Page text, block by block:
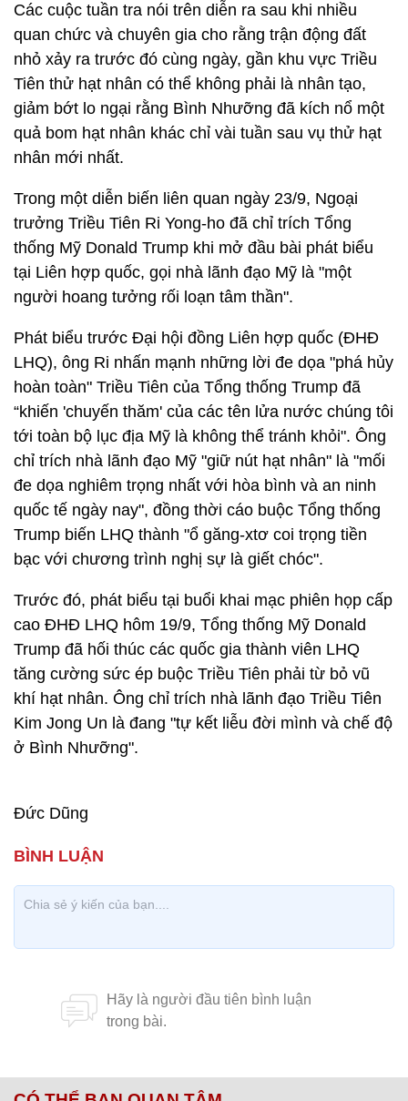
Các cuộc tuần tra nói trên diễn ra sau khi nhiều
quan chức và chuyên gia cho rằng trận động đất
nhỏ xảy ra trước đó cùng ngày, gần khu vực Triều
Tiên thử hạt nhân có thể không phải là nhân tạo,
giảm bớt lo ngại rằng Bình Nhưỡng đã kích nổ một
quả bom hạt nhân khác chỉ vài tuần sau vụ thử hạt
nhân mới nhất.
Trong một diễn biến liên quan ngày 23/9, Ngoại
trưởng Triều Tiên Ri Yong-ho đã chỉ trích Tổng
thống Mỹ Donald Trump khi mở đầu bài phát biểu
tại Liên hợp quốc, gọi nhà lãnh đạo Mỹ là "một
người hoang tưởng rối loạn tâm thần".
Phát biểu trước Đại hội đồng Liên hợp quốc (ĐHĐ
LHQ), ông Ri nhấn mạnh những lời đe dọa "phá hủy
hoàn toàn" Triều Tiên của Tổng thống Trump đã
“khiến 'chuyến thăm' của các tên lửa nước chúng tôi
tới toàn bộ lục địa Mỹ là không thể tránh khỏi". Ông
chỉ trích nhà lãnh đạo Mỹ "giữ nút hạt nhân" là "mối
đe dọa nghiêm trọng nhất với hòa bình và an ninh
quốc tế ngày nay", đồng thời cáo buộc Tổng thống
Trump biến LHQ thành "ổ găng-xtơ coi trọng tiền
bạc với chương trình nghị sự là giết chóc".
Trước đó, phát biểu tại buổi khai mạc phiên họp cấp
cao ĐHĐ LHQ hôm 19/9, Tổng thống Mỹ Donald
Trump đã hối thúc các quốc gia thành viên LHQ
tăng cường sức ép buộc Triều Tiên phải từ bỏ vũ
khí hạt nhân. Ông chỉ trích nhà lãnh đạo Triều Tiên
Kim Jong Un là đang "tự kết liễu đời mình và chế độ
ở Bình Nhưỡng".
Đức Dũng